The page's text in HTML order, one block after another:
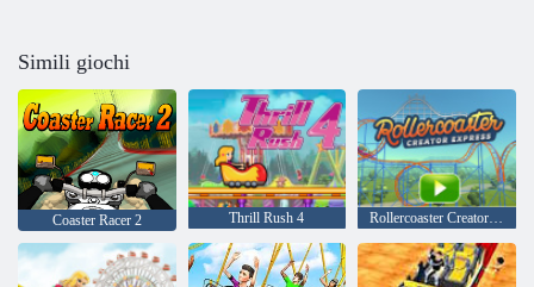
Simili giochi
Coaster Racer 2 Thrill Rush 4 Rollercoaster Creator Express